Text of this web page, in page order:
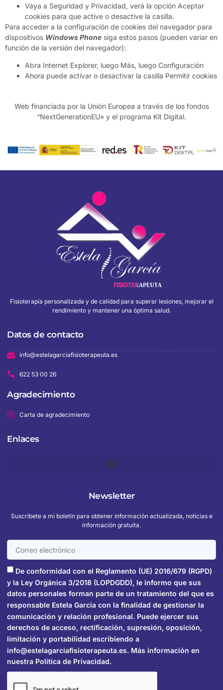
Vaya a Seguridad y Privacidad, verá la opción Aceptar
cookies para que active o desactive la casilla.
Para acceder a la configuración de cookies del navegador para
dispositivos Windows Phone siga estos pasos (pueden variar en
función de la versión del navegador):
Abra Internet Explorer, luego Más, luego Configuración
Ahora puede activar o desactivar la casilla Permitir cookies
Web financiada por la Unión Europea a través de los fondos
“NextGenerationEU» y el programa Kit Digital.
Fisioterapia personalizada y de calidad para superar lesiones, mejorar el
rendimiento y mantener una óptima salud.
Datos de contacto
info@estelagarciafisioterapeuta.es
622 53 00 26
Agradecimiento
Carta de agradecimiento
Enlaces
Newsletter
Suscríbete a mi boletín para obtener información actualizada, noticias e
información gratuita.
De conformidad con el Reglamento (UE) 2016/679 (RGPD)
y la Ley Orgánica 3/2018 (LOPDGDD), le informo que sus
datos personales forman parte de un tratamiento del que es
responsable Estela Garcia con la finalidad de gestionar la
comunicación y relación profesional. Puede ejercer sus
derechos de acceso, rectificación, supresión, oposición,
limitación y portabilidad escribiendo a
info@estelagarciafisioterapeuta.es. Más información en
nuestra Política de Privacidad.